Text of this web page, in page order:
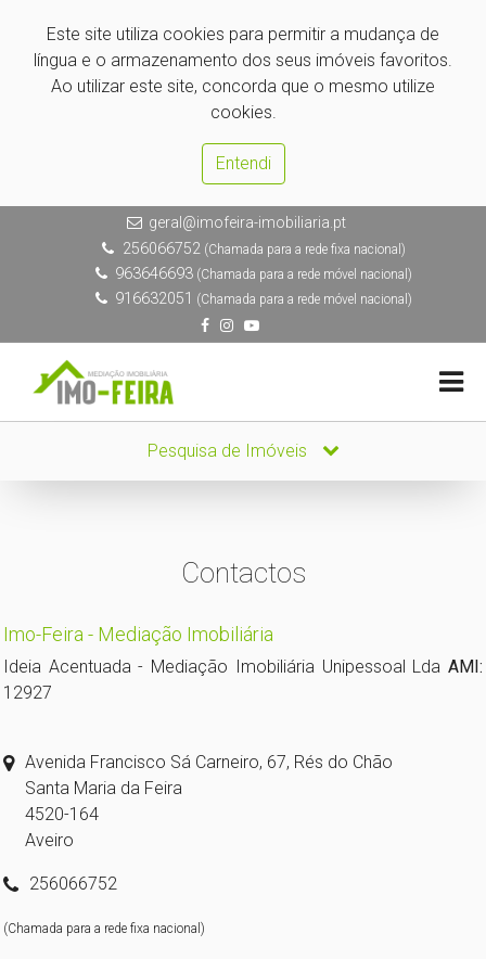
Este site utiliza cookies para permitir a mudança de
língua e o armazenamento dos seus imóveis favoritos.
Ao utilizar este site, concorda que o mesmo utilize
cookies.
Entendi
geral@imofeira-imobiliaria.pt
256066752(Chamada para a rede fixa nacional)
963646693 (Chamada para a rede móvel nacional)
916632051 (Chamada para a rede móvel nacional)
Pesquisa de Imóveis
Contactos
Imo-Feira - Mediação Imobiliária
Ideia Acentuada - Mediação Imobiliária Unipessoal Lda AMI:
12927
Avenida Francisco Sá Carneiro, 67, Rés do Chão
Santa Maria da Feira
4520-164
Aveiro
256066752
(Chamada para a rede fixa nacional)